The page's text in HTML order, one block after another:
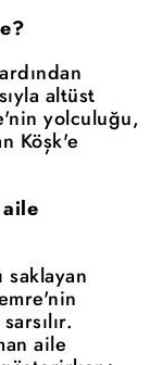
altüst
yolculuğu,
Köşk'e
aile
aile